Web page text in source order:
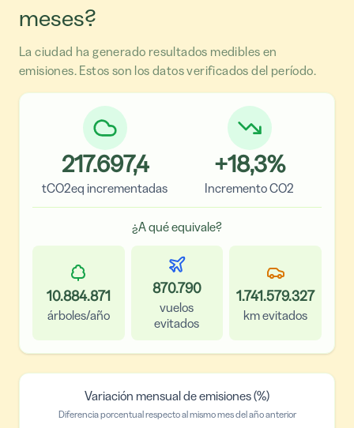
meses?
La ciudad ha generado resultados medibles en
emisiones. Estos son los datos verificados del período.
217.697,4
tCO2eq incrementadas
+18,3%
Incremento CO2
¿A qué equivale?
10.884.871
árboles/año
870.790
vuelos
evitados
1.741.579.327
km evitados
Variación mensual de emisiones (%)
Diferencia porcentual respecto al mismo mes del año anterior